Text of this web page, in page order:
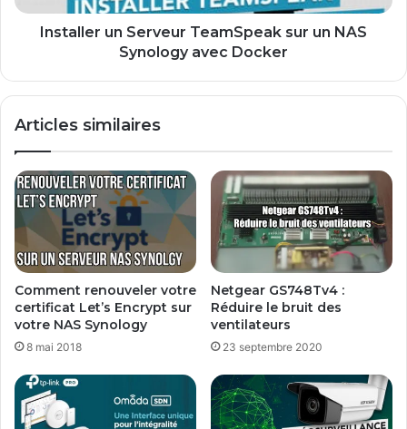
avec
DockerInstaller un Serveur TeamSpeak sur un NAS
Synology avec Docker
Articles similaires
Comment renouveler votre
certificat Let’s Encrypt sur
votre NAS Synology
8 mai 2018
Netgear GS748Tv4 :
Réduire le bruit des
ventilateurs
23 septembre 2020